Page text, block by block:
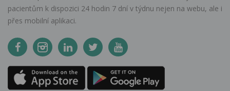
pacientům k dispozici 24 hodin 7 dní v týdnu nejen na webu, ale i
přes mobilní aplikaci.